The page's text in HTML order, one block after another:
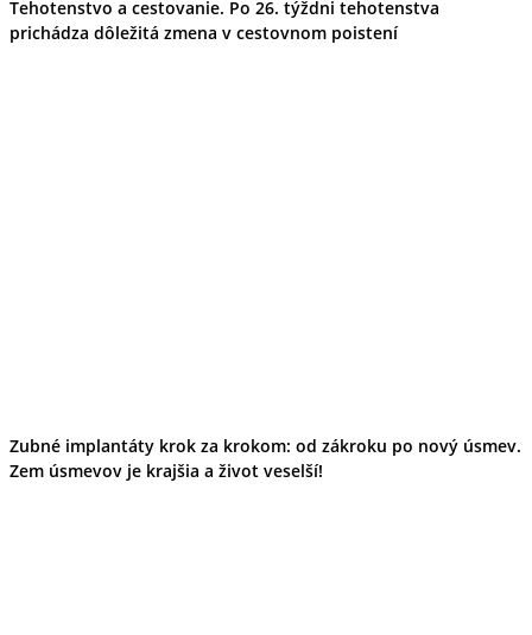
Tehotenstvo a cestovanie. Po 26. týždni tehotenstva
prichádza dôležitá zmena v cestovnom poistení
Zubné implantáty krok za krokom: od zákroku po nový úsmev.
Zem úsmevov je krajšia a život veselší!